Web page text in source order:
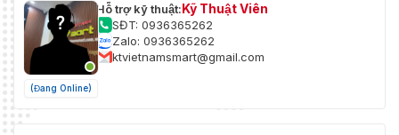
(Đang Online)
Hỗ trợ kỹ thuật:Kỹ Thuật Viên
SĐT: 0936365262
Zalo: 0936365262
ktvietnamsmart@gmail.com